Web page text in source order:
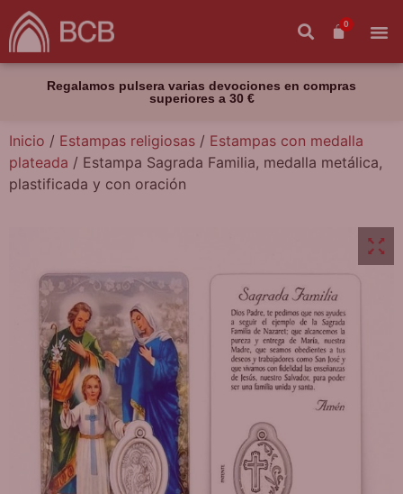
0
Regalamos pulsera varias devociones en compras
superiores a 30 €
Inicio / Estampas religiosas / Estampas con medalla
plateada / Estampa Sagrada Familia, medalla metálica,
plastificada y con oración